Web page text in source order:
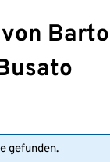
gefunden.